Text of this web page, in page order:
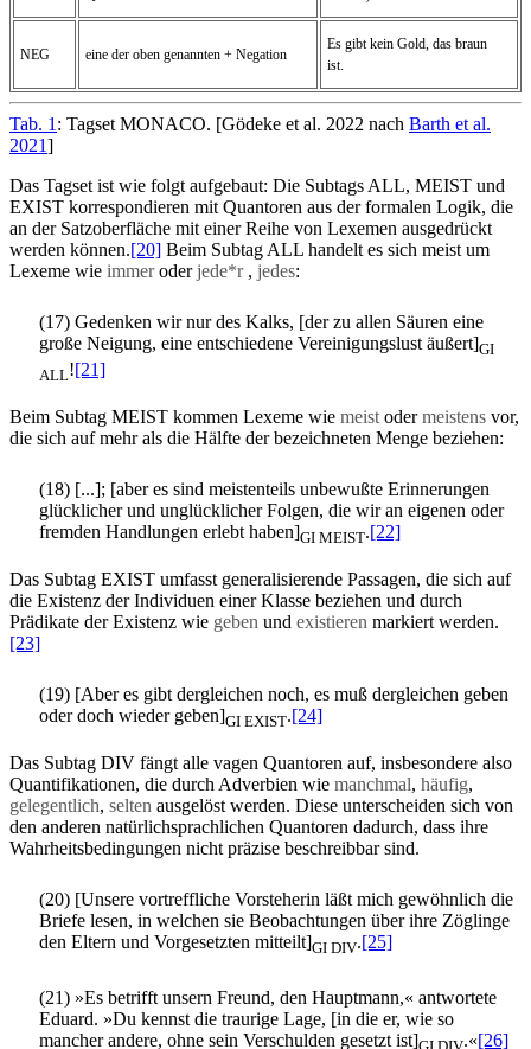
NEG eine der oben genannten + Negation
Es gibt kein Gold, das braun
ist.
Tab. 1 : Tagset MONACO. [Gödeke et al. 2022 nach Barth et al.
2021]
Das Tagset ist wie folgt aufgebaut: Die Subtags ALL, MEIST und
EXIST korrespondieren mit Quantoren aus der formalen Logik, die
an der Satzoberfläche mit einer Reihe von Lexemen ausgedrückt
werden können.[20] Beim Subtag ALL handelt es sich meist um
Lexeme wie immeroderjede*r, jedes:
(17) Gedenken wir nur des Kalks, [der zu allen Säuren eine
große Neigung, eine entschiedene Vereinigungslust äußert]GI
ALL![21]
Beim Subtag MEIST kommen Lexeme wie meist odermeistens vor,
die sich auf mehr als die Hälfte der bezeichneten Menge beziehen:
(18) [...]; [aber es sind meistenteils unbewußte Erinnerungen
glücklicher und unglücklicher Folgen, die wir an eigenen oder
fremden Handlungen erlebt haben]GI MEIST.[22]
Das Subtag EXIST umfasst generalisierende Passagen, die sich auf
die Existenz der Individuen einer Klasse beziehen und durch
Prädikate der Existenz wie geben und existieren markiert werden.
[23]
(19) [Aber es gibt dergleichen noch, es muß dergleichen geben
oder doch wieder geben]GI EXIST.[24]
Das Subtag DIV fängt alle vagen Quantoren auf, insbesondere also
Quantifikationen, die durch Adverbien wie manchmal, häufig,
gelegentlich, selten ausgelöst werden. Diese unterscheiden sich von
den anderen natürlichsprachlichen Quantoren dadurch, dass ihre
Wahrheitsbedingungen nicht präzise beschreibbar sind.
(20) [Unsere vortreffliche Vorsteherin läßt mich gewöhnlich die
Briefe lesen, in welchen sie Beobachtungen über ihre Zöglinge
den Eltern und Vorgesetzten mitteilt]GI DIV.[25]
(21) »Es betrifft unsern Freund, den Hauptmann,« antwortete
Eduard. »Du kennst die traurige Lage, [in die er, wie so
mancher andere, ohne sein Verschulden gesetzt ist]
.«[26]